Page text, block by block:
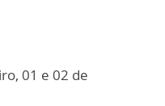
01 e 02 de